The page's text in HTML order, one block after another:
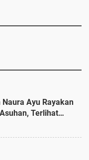
Ayu Rayakan
Terlihat
Cokelat